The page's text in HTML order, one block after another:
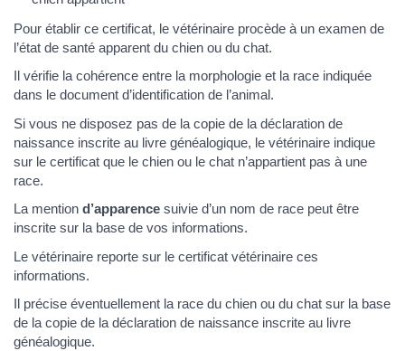
Pour établir ce certificat, le vétérinaire procède à un examen de
l’état de santé apparent du chien ou du chat.
Il vérifie la cohérence entre la morphologie et la race indiquée
dans le document d’identification de l’animal.
Si vous ne disposez pas de la copie de la déclaration de
naissance inscrite au livre généalogique, le vétérinaire indique
sur le certificat que le chien ou le chat n’appartient pas à une
race.
La mention d’apparence suivie d’un nom de race peut être
inscrite sur la base de vos informations.
Le vétérinaire reporte sur le certificat vétérinaire ces
informations.
Il précise éventuellement la race du chien ou du chat sur la base
de la copie de la déclaration de naissance inscrite au livre
généalogique.